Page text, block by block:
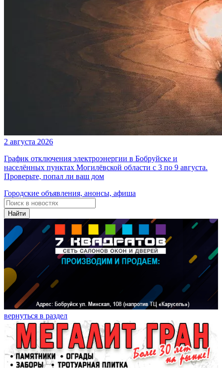
2 августа 2026
График отключения электроэнергии в Бобруйске и
населённых пунктах Могилёвской области с 3 по 9 августа.
Проверьте, попал ли ваш дом
Городские объявления, анонсы, афиша
Найти
вернуться в раздел